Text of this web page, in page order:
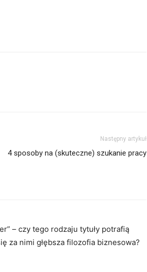
Następny artykuł
4 sposoby na (skuteczne) szukanie pracy
– czy tego rodzaju tytuły potrafią
za nimi głębsza filozofia biznesowa?